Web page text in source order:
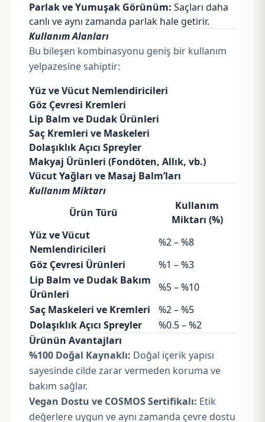
Parlak ve Yumuşak Görünüm: Saçları daha
canlı ve aynı zamanda parlak hale getirir.
Kullanım Alanları
Bu bileşen kombinasyonu geniş bir kullanım
yelpazesine sahiptir:
Yüz ve Vücut Nemlendiricileri
Göz Çevresi Kremleri
Lip Balm ve Dudak Ürünleri
Saç Kremleri ve Maskeleri
Dolaşıklık Açıcı Spreyler
Makyaj Ürünleri (Fondöten, Allık, vb.)
Vücut Yağları ve Masaj Balm’ları
Kullanım Miktarı
Ürün Türü
Kullanım
Miktarı (%)
Yüz ve Vücut
Nemlendiricileri
%2 – %8
Göz Çevresi Ürünleri
%1 – %3
Lip Balm ve Dudak Bakım
Ürünleri
%5 – %10
Saç Maskeleri ve Kremleri
%2 – %5
Dolaşıklık Açıcı Spreyler
%0.5 – %2
Ürünün Avantajları
%100 Doğal Kaynaklı: Doğal içerik yapısı
sayesinde cilde zarar vermeden koruma ve
bakım sağlar.
Vegan Dostu ve COSMOS Sertifikalı: Etik
değerlere uygun ve aynı zamanda çevre dostu